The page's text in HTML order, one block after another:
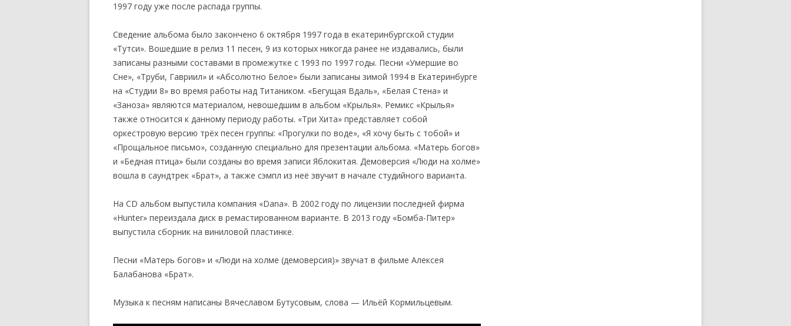
1997 году уже после распада группы.
Сведение альбома было закончено 6 октября 1997 года в екатеринбургской студии
«Тутси». Вошедшие в релиз 11 песен, 9 из которых никогда ранее не издавались, были
записаны разными составами в промежутке с 1993 по 1997 годы. Песни «Умершие во
Сне», «Труби, Гавриил» и «Абсолютно Белое» были записаны зимой 1994 в Екатеринбурге
на «Студии 8» во время работы над Титаником. «Бегущая Вдаль», «Белая Стена» и
«Заноза» являются материалом, невошедшим в альбом «Крылья». Ремикс «Крылья»
также относится к данному периоду работы. «Три Хита» представляет собой
оркестровую версию трёх песен группы: «Прогулки по воде», «Я хочу быть с тобой» и
«Прощальное письмо», созданную специально для презентации альбома. «Матерь богов»
и «Бедная птица» были созданы во время записи Яблокитая. Демоверсия «Люди на холме»
вошла в саундтрек «Брат», а также сэмпл из неё звучит в начале студийного варианта.
На CD альбом выпустила компания «Dana». В 2002 году по лицензии последней фирма
«Hunter» переиздала диск в ремастированном варианте. В 2013 году «Бомба-Питер»
выпустила сборник на виниловой пластинке.
Песни «Матерь богов» и «Люди на холме (демоверсия)» звучат в фильме Алексея
Балабанова «Брат».
Музыка к песням написаны Вячеславом Бутусовым, слова — Ильёй Кормильцевым.